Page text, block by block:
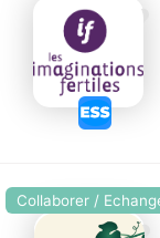
Collaborer /